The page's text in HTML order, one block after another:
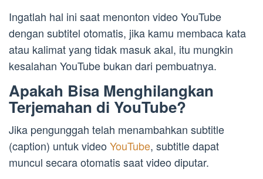
Ingatlah hal ini saat menonton video YouTube
dengan subtitel otomatis, jika kamu membaca kata
atau kalimat yang tidak masuk akal, itu mungkin
kesalahan YouTube bukan dari pembuatnya.
Apakah Bisa Menghilangkan
Terjemahan di YouTube?
Jika pengunggah telah menambahkan subtitle
(caption) untuk videoYouTube, subtitle dapat
muncul secara otomatis saat video diputar.